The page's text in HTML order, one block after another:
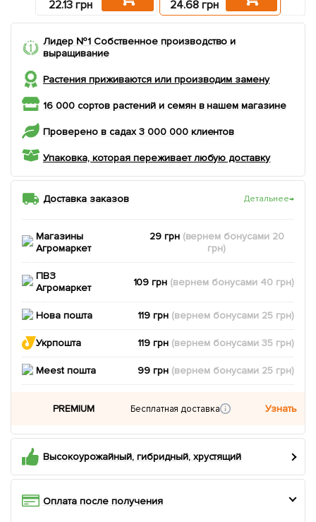
22.13 грн 24.68 грн
Лидер №1 Собственное производство и
выращивание
Растения приживаются или производим замену
16 000 сортов растений и семян в нашем магазине
Проверено в садах 3 000 000 клиентов
Упаковка, которая переживает любую доставку
Доставка заказов Детальнее→
Магазины
Агромаркет
29 грн (вернем бонусами 20
грн)
ПВЗ
Агромаркет
109 грн (вернем бонусами 40 грн)
Нова пошта 119 грн (вернем бонусами 25 грн)
Укрпошта 119 грн (вернем бонусами35 грн)
Meest пошта 99 грн (вернем бонусами 25 грн)
PREMIUM Бесплатная доставка Узнать
Высокоурожайный, гибридный, хрустящий
Оплата после получения